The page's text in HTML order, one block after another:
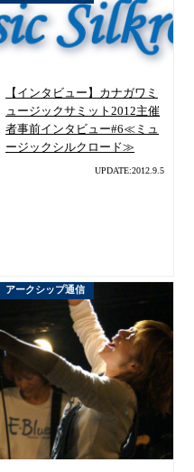
【インタビュー】カナガワミ
ュージックサミット2012主催
者事前インタビュー#6≪ミュ
ージックシルクロード≫
UPDATE:2012.9.5
アークシップ通信